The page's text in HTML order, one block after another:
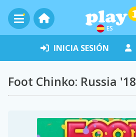
ES
INICIA SESIÓN
Foot Chinko: Russia '18